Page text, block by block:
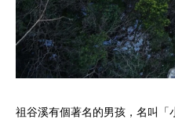
祖谷溪有個著名的男孩，名叫「